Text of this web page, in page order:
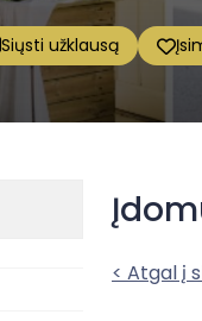
Siųsti užklausą
< Atgal į